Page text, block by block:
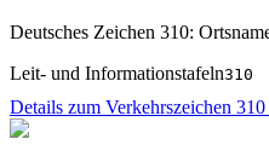
Deutsches Zeichen 310:
Leit- und Informationstafeln310
Details zum Verkehrszeichen 310